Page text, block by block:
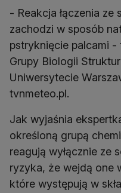
- Reakcja łączenia
zachodzi w sposób
pstryknięcie palcami -
Grupy Biologii
Uniwersytecie
tvnmeteo.pl.
Jak wyjaśnia
określoną grupą
reagują wyłącznie ze
ryzyka, że wejdą one
które występują w